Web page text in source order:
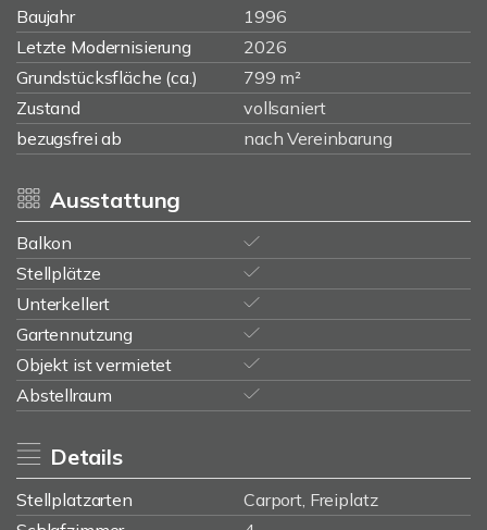
Baujahr
1996
Letzte Modernisierung
2026
Grundstücksfläche (ca.)
799 m²
Zustand
vollsaniert
bezugsfrei ab
nach Vereinbarung
Ausstattung
Balkon
Stellplätze
Unterkellert
Gartennutzung
Objekt ist vermietet
Abstellraum
Details
Stellplatzarten
Carport, Freiplatz